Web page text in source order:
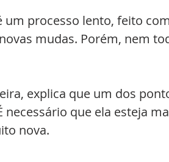
um processo lento, feito
mudas. Porém, nem
explica que um dos
necessário que ela esteja
nova.